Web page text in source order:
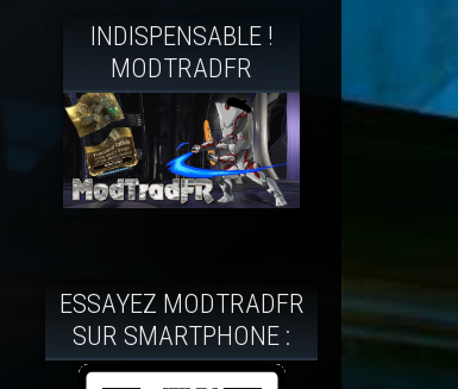
INDISPENSABLE !
MODTRADFR
ESSAYEZ MODTRADFR
SUR SMARTPHONE :